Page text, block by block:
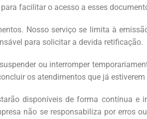
facilitar o acesso a esses
Nosso serviço se limita à
para solicitar a devida retificação.
ou interromper
os atendimentos que já
disponíveis de forma contínua e
não se responsabiliza por erros